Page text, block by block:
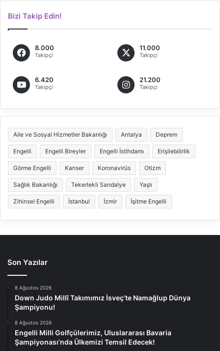
Bizi Takip Edin!
8.000
Takipçi
11.000
Takipçi
6.420
Takipçi
21.200
Takipçi
Aile ve Sosyal Hizmetler Bakanlığı Antalya Deprem
Engelli Engelli Bireyler Engelli İstihdamı Erişilebilirlik
Görme Engelli Kanser Koronavirüs Otizm
Sağlık Bakanlığı Tekerlekli Sandalye Yaşlı
Zihinsel Engelli İstanbul İzmir İşitme Engelli
Son Yazılar
8 Ağustos 2026
Down Judo Millî Takımımız İsveç’te Namağlup Dünya
Şampiyonu!
8 Ağustos 2026
Engelli Milli Golfçülerimiz, Uluslararası Bavaria
Şampiyonası’nda Ülkemizi Temsil Edecek!